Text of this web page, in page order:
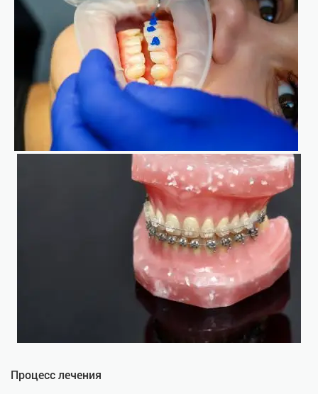
Процесс лечения